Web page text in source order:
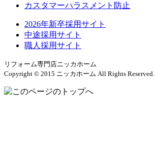
カスタマーハラスメント防止
2026年新卒採用サイト
中途採用サイト
職人採用サイト
リフォーム専門店ニッカホーム
Copyright © 2015 ニッカホーム All Rights Reserved.